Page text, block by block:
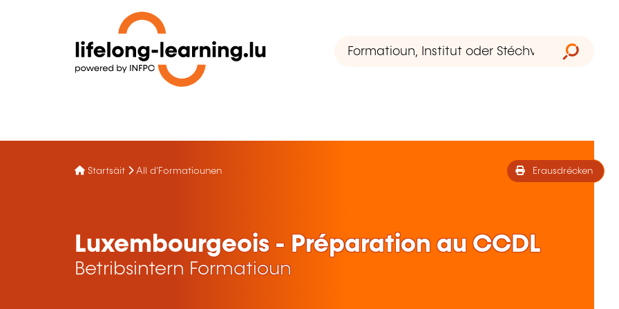
Startsäit All d'Formatiounen Erausdrécken
Luxembourgeois - Préparation au CCDL
Betribsintern Formatioun